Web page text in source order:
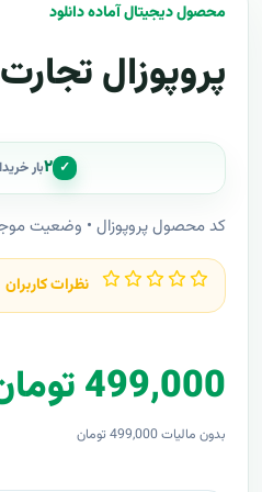
محصول دیجیتال آماده دانلود
پروپوزال
✓ ۲بار
کد محصول پروپوزال • وضعیت
نظرات کاربران
499,000 تومان
بدون مالیات 499,000 تومان